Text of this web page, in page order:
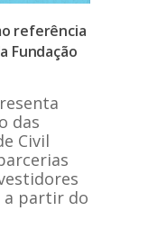
referência
Fundação
das
Civil
a partir do